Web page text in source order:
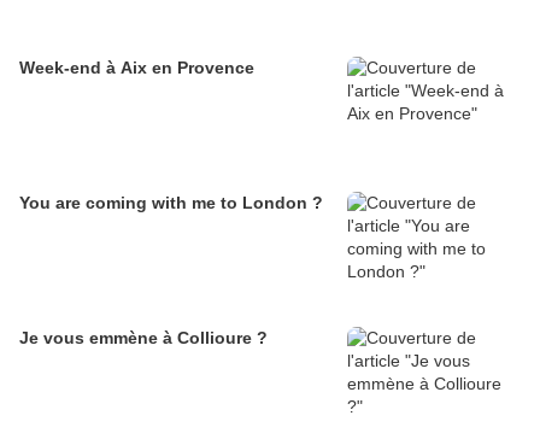
Week-end à Aix en Provence
You are coming with me to London ?
Je vous emmène à Collioure ?